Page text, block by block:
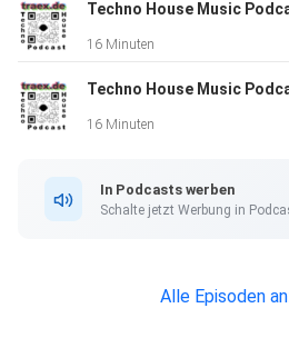
(cc = creative commons license)
Alle Podcast Editionen in der
Techno House
Techno House Music
16 Minuten
Techno House Music
16 Minuten
In Podcasts werben
Schalte jetzt Werbung in
Alle Episoden